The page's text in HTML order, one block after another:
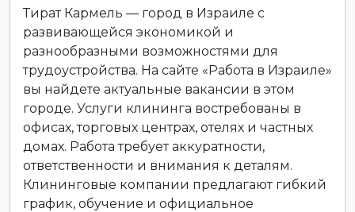
Тират Кармель — город в Израиле с
развивающейся экономикой и
разнообразными возможностями для
трудоустройства. На сайте «Работа в Израиле»
вы найдете актуальные вакансии в этом
городе. Услуги клининга востребованы в
офисах, торговых центрах, отелях и частных
домах. Работа требует аккуратности,
ответственности и внимания к деталям.
Клининговые компании предлагают гибкий
график, обучение и официальное